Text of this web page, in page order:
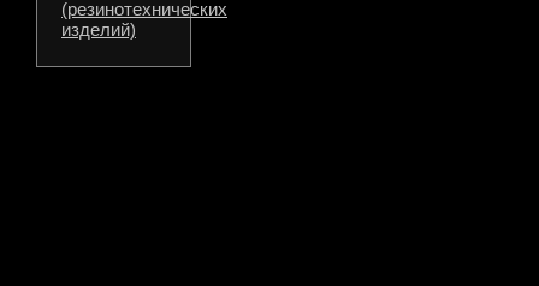
(резинотехнических
изделий)